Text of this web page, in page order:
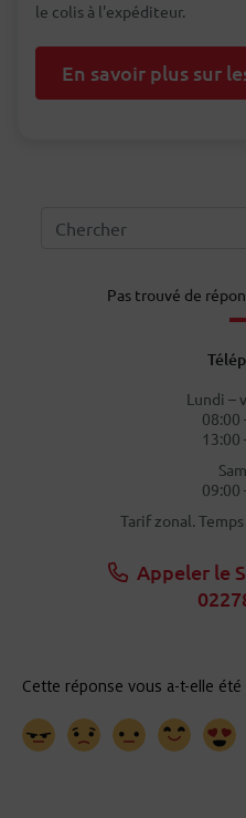
le colis à l'expéditeur.
En savoir plus sur
Pas trouvé de
Lundi –
08:00
13:00
09:00
Tarif zonal.
Appeler le